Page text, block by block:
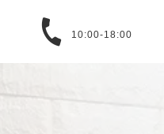
10:00-18:00